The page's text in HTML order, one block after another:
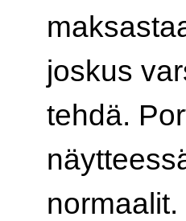
joskus
tehdä.